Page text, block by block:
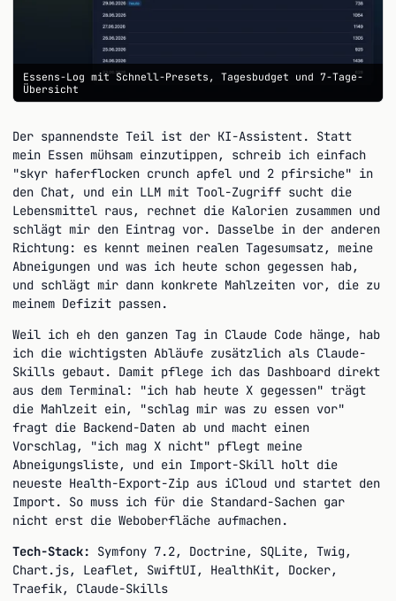
Essens-Log mit Schnell-Presets, Tagesbudget und 7-Tage-
Übersicht
Der spannendste Teil ist der KI-Assistent. Statt
mein Essen mühsam einzutippen, schreib ich einfach
"skyr haferflocken crunch apfel und 2 pfirsiche" in
den Chat, und ein LLM mit Tool-Zugriff sucht die
Lebensmittel raus, rechnet die Kalorien zusammen und
schlägt mir den Eintrag vor. Dasselbe in der anderen
Richtung: es kennt meinen realen Tagesumsatz, meine
Abneigungen und was ich heute schon gegessen hab,
und schlägt mir dann konkrete Mahlzeiten vor, die zu
meinem Defizit passen.
Weil ich eh den ganzen Tag in Claude Code hänge, hab
ich die wichtigsten Abläufe zusätzlich als Claude-
Skills gebaut. Damit pflege ich das Dashboard direkt
aus dem Terminal: "ich hab heute X gegessen" trägt
die Mahlzeit ein, "schlag mir was zu essen vor"
fragt die Backend-Daten ab und macht einen
Vorschlag, "ich mag X nicht" pflegt meine
Abneigungsliste, und ein Import-Skill holt die
neueste Health-Export-Zip aus iCloud und startet den
Import. So muss ich für die Standard-Sachen gar
nicht erst die Weboberfläche aufmachen.
Tech-Stack:
Symfony 7.2, Doctrine, SQLite, Twig,
Chart.js, Leaflet, SwiftUI, HealthKit, Docker,
Traefik, Claude-Skills